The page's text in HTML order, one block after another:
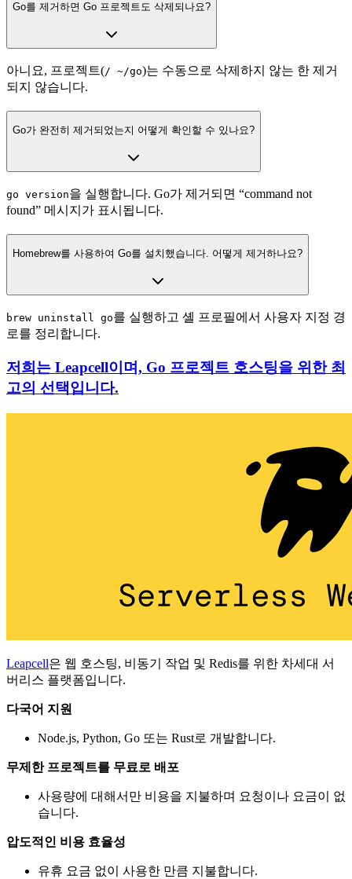
Go를 제거하면 Go 프로젝트도 삭제되나요?
아니요, 프로젝트(/ ~/go)는 수동으로 삭제하지 않는 한 제거
되지 않습니다.
Go가 완전히 제거되었는지 어떻게 확인할 수 있나요?
go version을 실행합니다. Go가 제거되면 “command not
found” 메시지가 표시됩니다.
Homebrew를 사용하여 Go를 설치했습니다. 어떻게 제거하나요?
brew uninstall go를 실행하고 셸 프로필에서 사용자 지정 경
로를 정리합니다.
저희는 Leapcell이며, Go 프로젝트 호스팅을 위한 최
고의 선택입니다.
Leapcell은 웹 호스팅, 비동기 작업 및 Redis를 위한 차세대 서
버리스 플랫폼입니다.
다국어 지원
Node.js, Python, Go 또는 Rust로 개발합니다.
무제한 프로젝트를 무료로 배포
사용량에 대해서만 비용을 지불하며 요청이나 요금이 없
습니다.
압도적인 비용 효율성
유휴 요금 없이 사용한 만큼 지불합니다.